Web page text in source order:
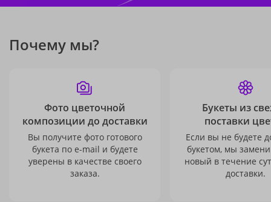
Почему мы?
Фото цветочной
композиции до доставки
Вы получите фото готового
букета по e-mail и будете
уверены в качестве своего
заказа.
Букеты из
поставки
Если вы не будете
букетом, мы
новый в течение
доставки.